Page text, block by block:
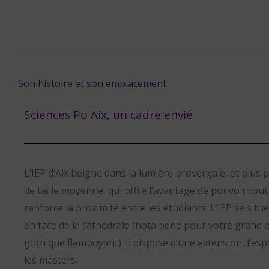
Son histoire et son emplacement
Sciences Po Aix, un cadre envié
L’IEP d’Aix beigne dans la lumière provençale, et
de taille moyenne, qui offre l’avantage de pouvoir
renforce la proximité entre les étudiants. L’IEP se
en face de la cathédrale (nota bene pour votre grand
gothique flamboyant). Il dispose d’une extension,
les masters.